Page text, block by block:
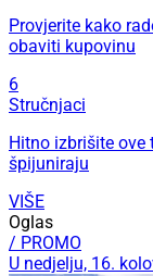
Provjerite kako
obaviti kupovinu
6
Stručnjaci
Hitno izbrišite
špijuniraju
VIŠE
Oglas
/ PROMO
U nedjelju, 16.